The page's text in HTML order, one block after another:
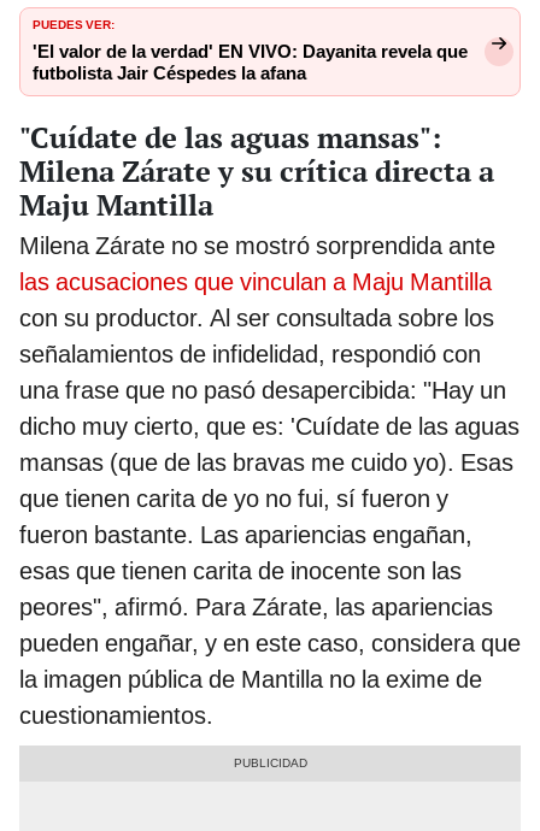
PUEDES VER:
'El valor de la verdad' EN VIVO: Dayanita revela que
futbolista Jair Céspedes la afana
"Cuídate de las aguas mansas":
Milena Zárate y su crítica directa a
Maju Mantilla
Milena Zárate no se mostró sorprendida ante
las acusaciones que vinculan a Maju Mantilla
con su productor. Al ser consultada sobre los
señalamientos de infidelidad, respondió con
una frase que no pasó desapercibida: "Hay un
dicho muy cierto, que es: 'Cuídate de las aguas
mansas (que de las bravas me cuido yo). Esas
que tienen carita de yo no fui, sí fueron y
fueron bastante. Las apariencias engañan,
esas que tienen carita de inocente son las
peores", afirmó. Para Zárate, las apariencias
pueden engañar, y en este caso, considera que
la imagen pública de Mantilla no la exime de
cuestionamientos.